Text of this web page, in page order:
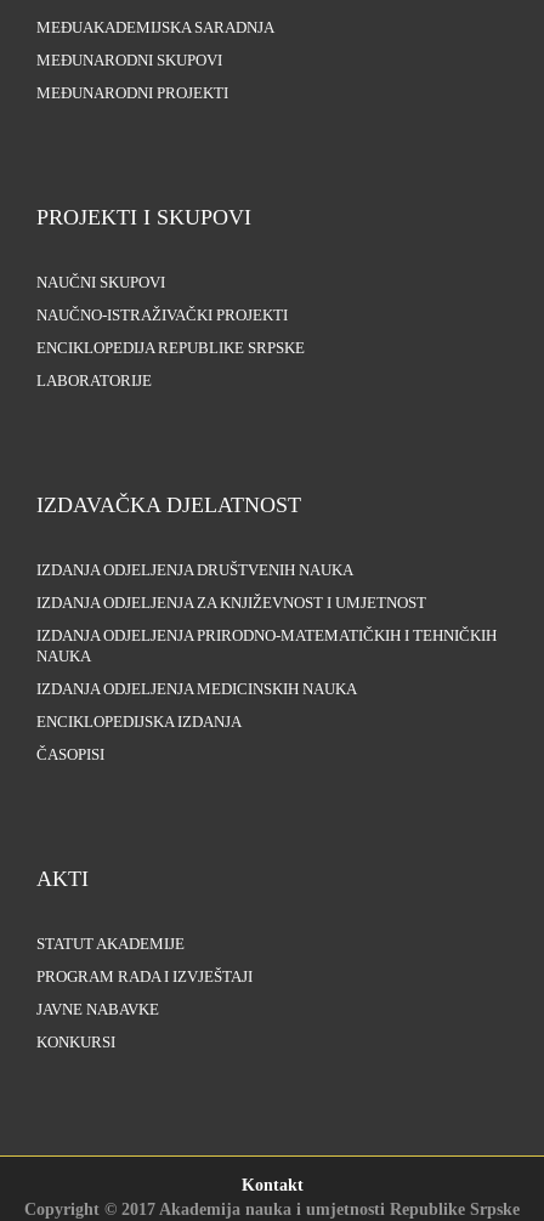
MEĐUAKADEMIJSKA SARADNJA
MEĐUNARODNI SKUPOVI
MEĐUNARODNI PROJEKTI
PROJEKTI I SKUPOVI
NAUČNI SKUPOVI
NAUČNO-ISTRAŽIVAČKI PROJEKTI
ENCIKLOPEDIJA REPUBLIKE SRPSKE
LABORATORIJE
IZDAVAČKA DJELATNOST
IZDANJA ODJELJENJA DRUŠTVENIH NAUKA
IZDANJA ODJELJENJA ZA KNJIŽEVNOST I UMJETNOST
IZDANJA ODJELJENJA PRIRODNO-MATEMATIČKIH I TEHNIČKIH
NAUKA
IZDANJA ODJELJENJA MEDICINSKIH NAUKA
ENCIKLOPEDIJSKA IZDANJA
ČASOPISI
AKTI
STATUT AKADEMIJE
PROGRAM RADA I IZVJEŠTAJI
JAVNE NABAVKE
KONKURSI
Kontakt
Copyright © 2017 Akademija nauka i umjetnosti Republike Srpske